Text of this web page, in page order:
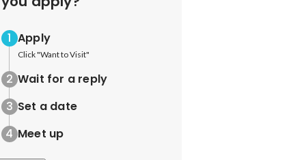
Apply
Click "Want to Visit"
Wait for a reply
Set a date
Meet up